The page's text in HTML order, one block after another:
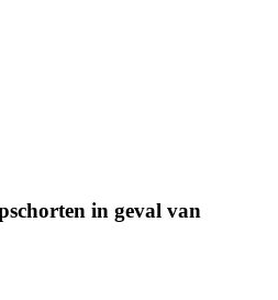
in geval van